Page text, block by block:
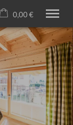
0,00 €